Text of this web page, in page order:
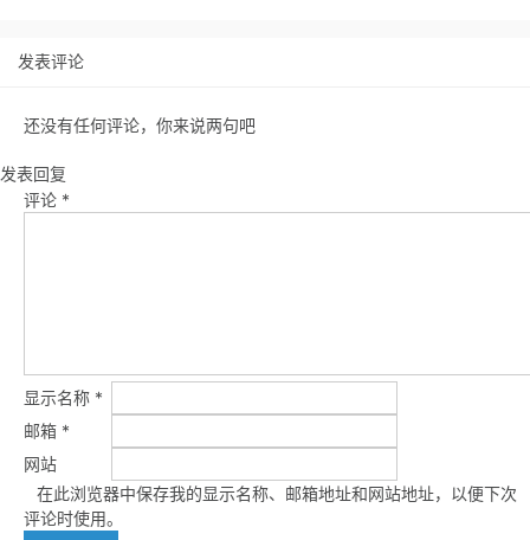
发表评论
还没有任何评论，你来说两句吧
发表回复
评论 *
显示名称 *
邮箱 *
网站
在此浏览器中保存我的显示名称、邮箱地址和网站地址，以便下次
评论时使用。